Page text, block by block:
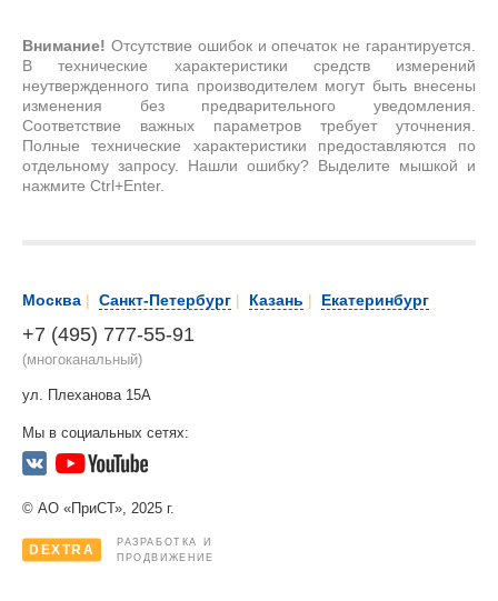
Внимание! Отсутствие ошибок и опечаток не гарантируется.
В технические характеристики средств измерений
неутвержденного типа производителем могут быть внесены
изменения без предварительного уведомления.
Соответствие важных параметров требует уточнения.
Полные технические характеристики предоставляются по
отдельному запросу. Нашли ошибку? Выделите мышкой и
нажмите Ctrl+Enter.
Москва | Санкт-Петербург | Казань | Екатеринбург
+7 (495) 777-55-91
(многоканальный)
ул. Плеханова 15А
Мы в социальных сетях:
© АО «ПриСТ», 2025 г.
DEXTRA
РАЗРАБОТКА И
ПРОДВИЖЕНИЕ